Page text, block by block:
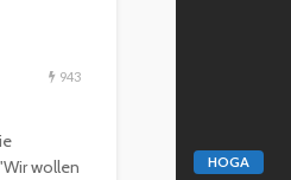
943
wollen
HOGA